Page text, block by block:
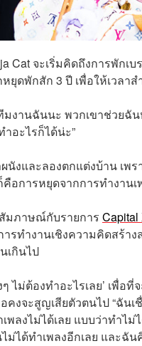
Cat จะเริ่มคิดถึงการพักเ
ยุดพักสัก 3 ปี เพื่อให้เวลา
มงานฉันนะ พวกเขาช่วย
อะไรก็ได้น่ะ”
ผนังและลองตกแต่งบ้าน เ
อการหยุดจากการทำงานเ
สัมภาษณ์กับรายการ Capital
ทำงานเชิงความคิดสร้าง
เกินไป
ไม่ต้องทำอะไรเลย’ เพื่
คงจะสูญเสียตัวตนไป “ฉัน
ลงไม่ได้เลย แบบว่าทำไ
ได้ทำเพลงอีกเลย และฉั